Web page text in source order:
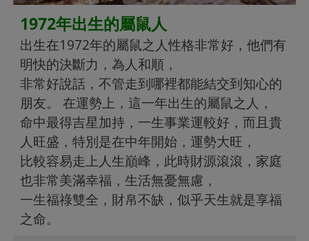
1972年出生的屬鼠人
出生在1972年的屬鼠之人性格非常好，他們有
明快的決斷力，為人和順，
非常好說話，不管走到哪裡都能結交到知心的
朋友。 在運勢上，這一年出生的屬鼠之人，
命中最得吉星加持，一生事業運較好，而且貴
人旺盛，特別是在中年開始，運勢大旺，
比較容易走上人生巔峰，此時財源滾滾，家庭
也非常美滿幸福，生活無憂無慮，
一生福祿雙全，財帛不缺，似乎天生就是享福
之命。